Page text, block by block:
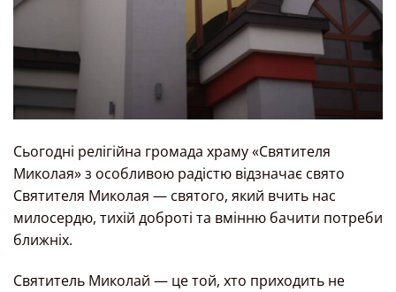
Сьогодні релігійна громада храму «Святителя
Миколая» з особливою радістю відзначає свято
Святителя Миколая — святого, який вчить нас
милосердю, тихій доброті та вмінню бачити потреби
ближніх.
Святитель Миколай — це той, хто приходить не